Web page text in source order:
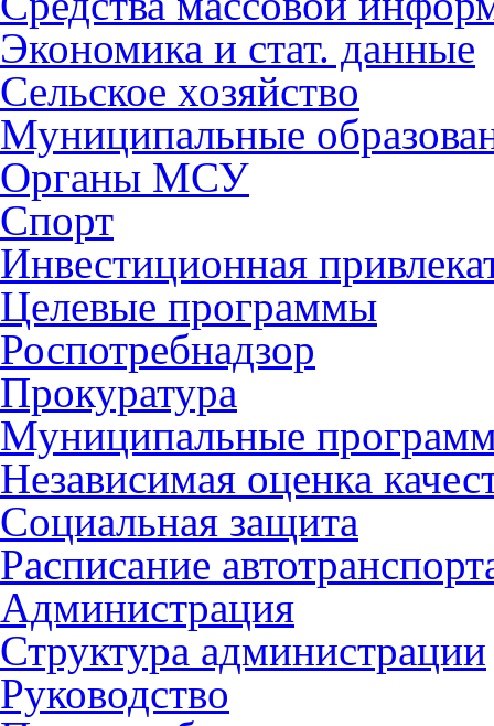
Экономика и стат. данные
Сельское хозяйство
Муниципальные
Органы МСУ
Спорт
Инвестиционная
Целевые программы
Роспотребнадзор
Прокуратура
Муниципальные
Независимая оценка
Социальная защита
Расписание
Администрация
Структура администрации
Руководство